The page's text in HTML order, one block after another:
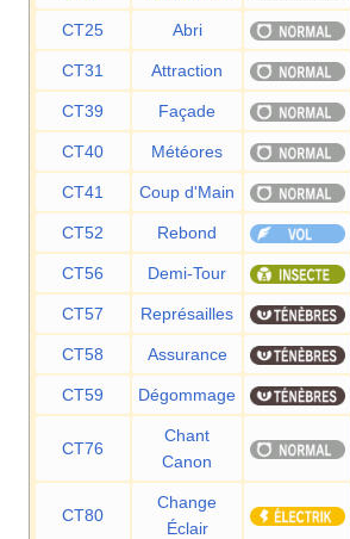
CT25 Abri
CT31 Attraction
CT39 Façade
CT40 Météores
CT41 Coup d'Main
CT52 Rebond
CT56 Demi-Tour
CT57 Représailles
CT58 Assurance
CT59 Dégommage
CT76
Chant
Canon
CT80
Change
Éclair